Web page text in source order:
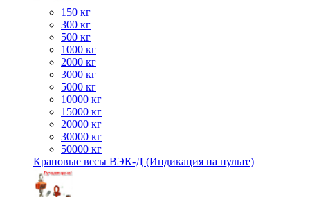
150 кг
300 кг
500 кг
1000 кг
2000 кг
3000 кг
5000 кг
10000 кг
15000 кг
20000 кг
30000 кг
50000 кг
Крановые весы ВЭК-Д (Индикация на пульте)